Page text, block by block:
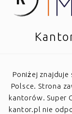
Poniżej
Polsce. Strona
kantorów. Super
kantor.pl nie